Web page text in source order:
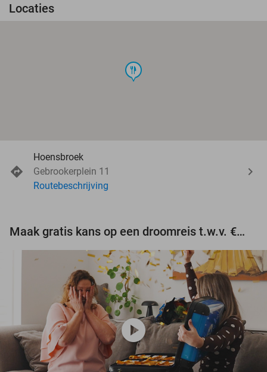
Locaties
food
Hoensbroek
Gebrookerplein 11
Routebeschrijving
Maak gratis kans op een droomreis t.w.v. €3.000!
play_circle